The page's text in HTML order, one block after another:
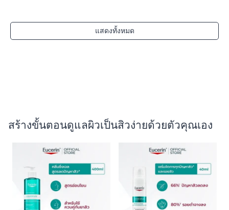
แสดงทั้งหมด
สร้างขั้นตอนดูแลผิวเป็นสิวง่ายด้วยตัวคุณเอง